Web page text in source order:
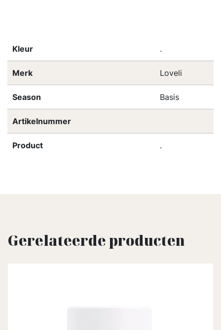
Kleur .
Merk Loveli
Season Basis
Artikelnummer
Product .
Gerelateerde producten